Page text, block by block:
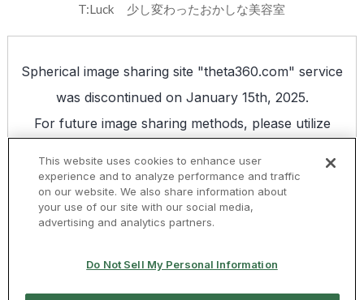
T:Luck 少し変わったおかしな美容室